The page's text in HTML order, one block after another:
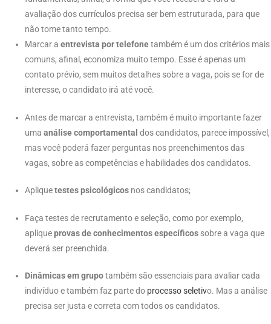
avaliação dos currículos precisa ser bem estruturada, para que
não tome tanto tempo.
Marcar a entrevista por telefonetambém é um dos critérios mais
comuns, afinal, economiza muito tempo. Esse é apenas um
contato prévio, sem muitos detalhes sobre a vaga, pois se for de
interesse, o candidato irá até você.
Antes de marcar a entrevista, também é muito importante fazer
umaanálise comportamentaldos candidatos, parece impossível,
mas você poderá fazer perguntas nos preenchimentos das
vagas, sobre as competências e habilidades dos candidatos.
Apliquetestes psicológicos nos candidatos;
Faça testes de recrutamento e seleção, como por exemplo,
apliqueprovas de conhecimentos específicos sobre a vaga que
deverá ser preenchida.
Dinâmicas em grupotambém são essenciais para avaliar cada
indivíduo e também faz parte do processoseletivo. Mas a análise
precisa ser justa e correta com todos os candidatos.